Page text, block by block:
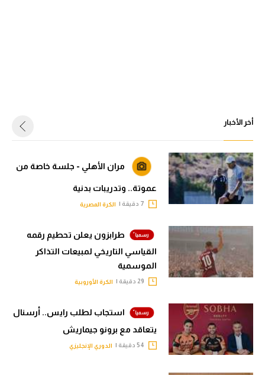
أخر الأخبار
مران الأهلي - جلسة خاصة من
عموتة.. وتدريبات بدنية
الكرة المصرية
طرابزون يعلن تحطيم رقمه
القياسي التاريخي لمبيعات التذاكر
الموسمية
الكرة الأوروبية
استجاب لطلب رايس.. أرسنال
يتعاقد مع برونو جيماريش
الدوري الإنجليزي